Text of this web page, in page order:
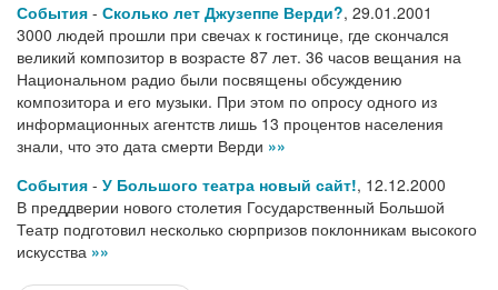
События - Сколько лет Джузеппе Верди?, 29.01.2001
3000 людей прошли при свечах к гостинице, где скончался
великий композитор в возрасте 87 лет. 36 часов вещания на
Национальном радио были посвящены обсуждению
композитора и его музыки. При этом по опросу одного из
информационных агентств лишь 13 процентов населения
знали, что это дата смерти Верди »»
События - У Большого театра новый сайт!, 12.12.2000
В преддверии нового столетия Государственный Большой
Театр подготовил несколько сюрпризов поклонникам высокого
искусства »»